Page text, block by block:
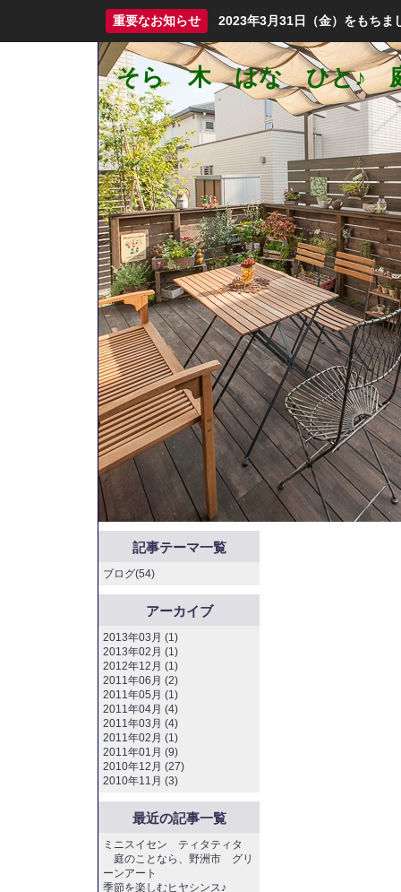
重要なお知らせ 2023年3月31日（金）をもちま
そら 木 はな ひと♪
庭づくり
記事テーマ一覧
ブログ(54)
アーカイブ
2013年03月 (1)
2013年02月 (1)
2012年12月 (1)
2011年06月 (2)
2011年05月 (1)
2011年04月 (4)
2011年03月 (4)
2011年02月 (1)
2011年01月 (9)
2010年12月 (27)
2010年11月 (3)
最近の記事一覧
ミニスイセン ティタティタ
庭のことなら、野洲市 グリ
ーンアート
季節を楽しむヒヤシンス♪